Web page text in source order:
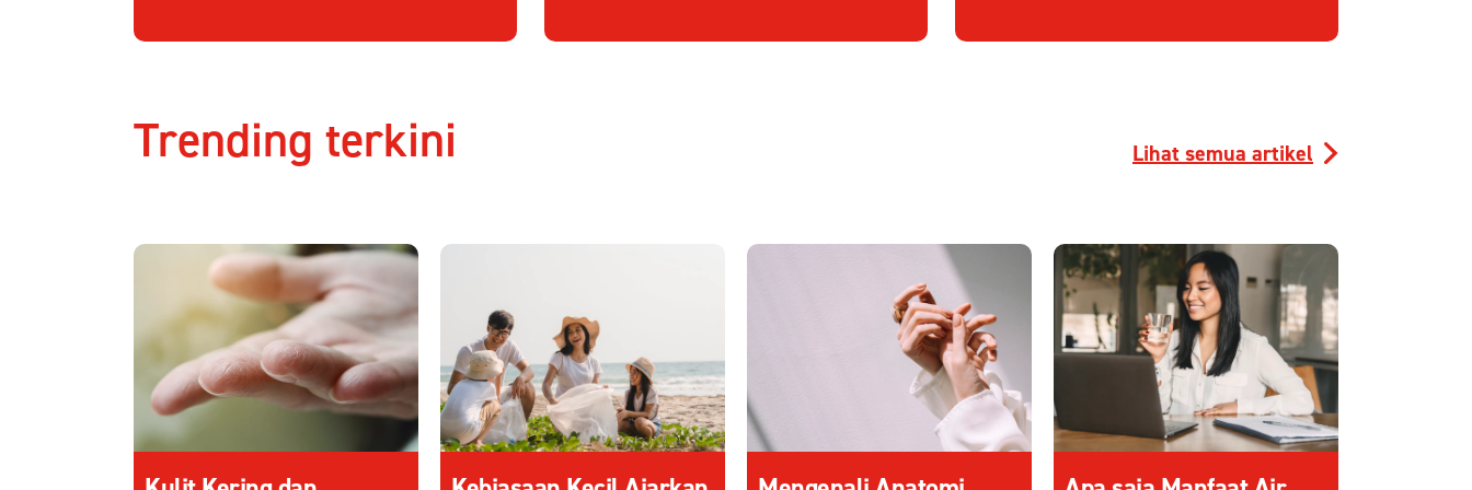
Lihat semua artikel
Trending terkini